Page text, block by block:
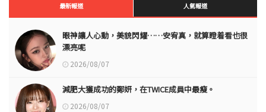
最新報道 人氣報道
眼神讓人心動，美貌閃耀……安宥真，就算瞪着看也很
漂亮呢
2026/08/07
減肥大獲成功的鄭妍，在TWICE成員中最瘦。
2026/08/07